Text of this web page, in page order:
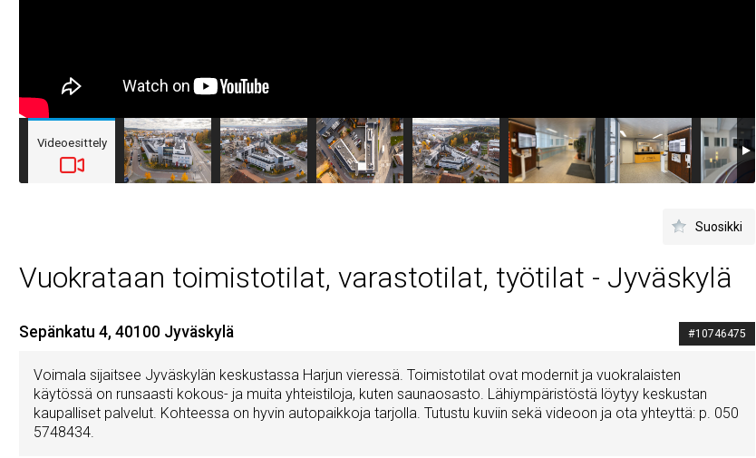
Videoesittely
Suosikki
Vuokrataan toimistotilat, varastotilat, työtilat - Jyväskylä
Sepänkatu 4, 40100 Jyväskylä #10746475
Voimala sijaitsee Jyväskylän keskustassa Harjun vieressä. Toimistotilat ovat modernit ja vuokralaisten
käytössä on runsaasti kokous- ja muita yhteistiloja, kuten saunaosasto. Lähiympäristöstä löytyy keskustan
kaupalliset palvelut. Kohteessa on hyvin autopaikkoja tarjolla. Tutustu kuviin sekä videoon ja ota yhteyttä: p. 050
5748434.